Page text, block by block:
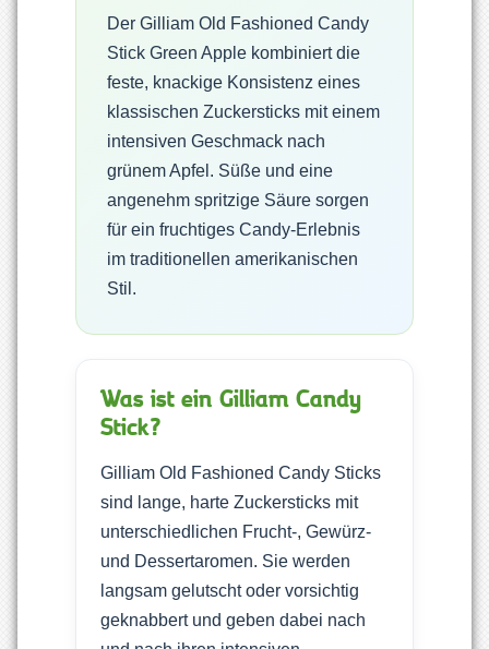
Der Gilliam Old Fashioned Candy
Stick Green Apple kombiniert die
feste, knackige Konsistenz eines
klassischen Zuckersticks mit einem
intensiven Geschmack nach
grünem Apfel. Süße und eine
angenehm spritzige Säure sorgen
für ein fruchtiges Candy-Erlebnis
im traditionellen amerikanischen
Stil.
Was ist ein Gilliam Candy
Stick?
Gilliam Old Fashioned Candy Sticks
sind lange, harte Zuckersticks mit
unterschiedlichen Frucht-, Gewürz-
und Dessertaromen. Sie werden
langsam gelutscht oder vorsichtig
geknabbert und geben dabei nach